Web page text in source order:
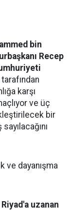
bin
Recep
tarafından
karşı
ve üç
bir
ve dayanışma
uzanan